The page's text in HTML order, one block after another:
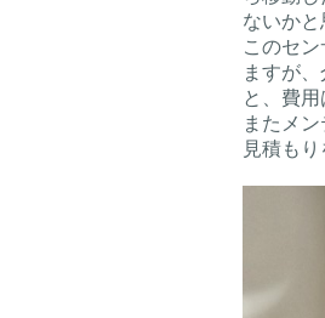
ないか
このセ
ますが
と、費
またメ
見積も